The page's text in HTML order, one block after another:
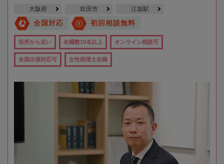
大阪府 吹田市 江坂駅
全国対応 初回相談無料
役所から近い 在籍数10名以上 オンライン相談可
全国出張対応可 女性税理士在籍